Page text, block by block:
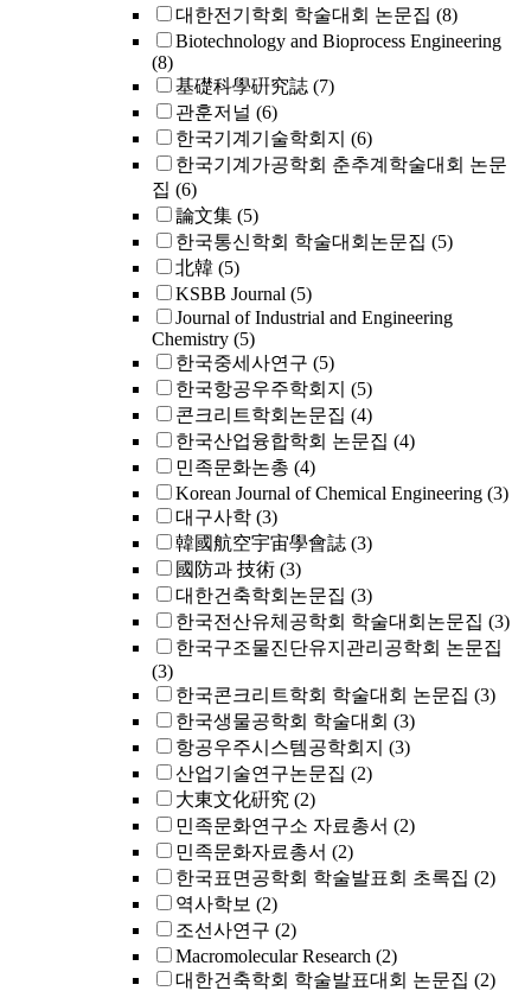
대한전기학회 학술대회 논문집 (8)
Biotechnology and Bioprocess Engineering
(8)
基礎科學硏究誌 (7)
관훈저널 (6)
한국기계기술학회지 (6)
한국기계가공학회 춘추계학술대회 논문
집 (6)
論文集 (5)
한국통신학회 학술대회논문집 (5)
北韓 (5)
KSBB Journal (5)
Journal of Industrial and Engineering
Chemistry (5)
한국중세사연구 (5)
한국항공우주학회지 (5)
콘크리트학회논문집 (4)
한국산업융합학회 논문집 (4)
민족문화논총 (4)
Korean Journal of Chemical Engineering (3)
대구사학 (3)
韓國航空宇宙學會誌 (3)
國防과 技術 (3)
대한건축학회논문집 (3)
한국전산유체공학회 학술대회논문집 (3)
한국구조물진단유지관리공학회 논문집
(3)
한국콘크리트학회 학술대회 논문집 (3)
한국생물공학회 학술대회 (3)
항공우주시스템공학회지 (3)
산업기술연구논문집 (2)
大東文化硏究 (2)
민족문화연구소 자료총서 (2)
민족문화자료총서 (2)
한국표면공학회 학술발표회 초록집 (2)
역사학보 (2)
조선사연구 (2)
Macromolecular Research (2)
대한건축학회 학술발표대회 논문집 (2)